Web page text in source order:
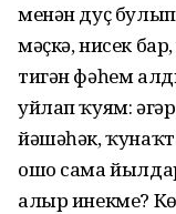
менән дуҫ
мәҫкә, нисек
тигән фәһем
уйлап ҡуям:
йәшәһәк,
ошо сама
алыр инекме?